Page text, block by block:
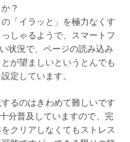
？
「イラッと」を極力なくす
しゃるようで、スマートフ
状況で、ページの読み込み
が望ましいというとんでも
定しています。
るのはきわめて難しいです
分普及していますので、完
クリアしなくてもストレス